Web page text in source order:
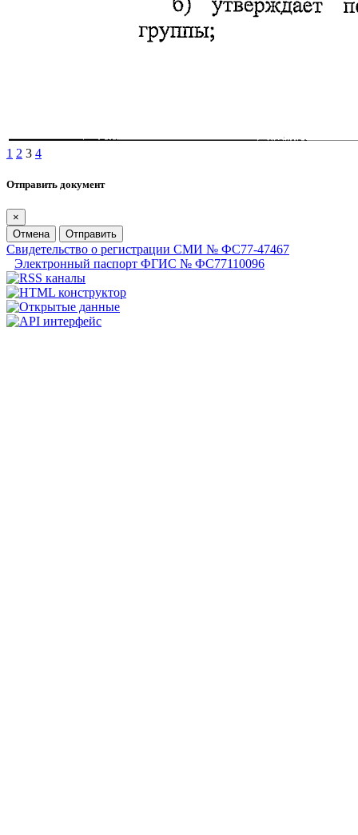
1 2 3 4
Отправить документ
×
Отмена
Отправить
Свидетельство о регистрации СМИ № ФС77-47467
Электронный паспорт ФГИС № ФС77110096